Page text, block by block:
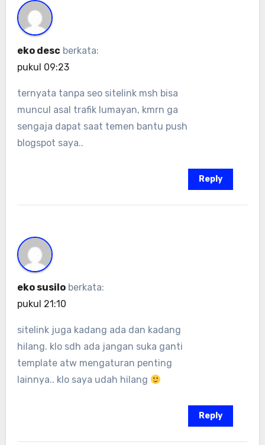
eko desc berkata:
pukul 09:23
ternyata tanpa seo sitelink msh bisa
muncul asal trafik lumayan, kmrn ga
sengaja dapat saat temen bantu push
blogspot saya..
Reply
eko susilo berkata:
pukul 21:10
sitelink juga kadang ada dan kadang
hilang. klo sdh ada jangan suka ganti
template atw mengaturan penting
lainnya.. klo saya udah hilang
Reply